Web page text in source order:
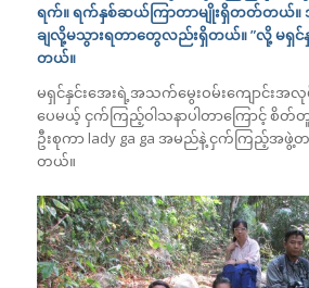
ရက်။ ရက်နှစ်ဆယ်ကြာတာမျိုးရှိတတ်တယ်။
ချလို့မသွားရတာတွေလည်းရှိတယ်။ ”လို့ မရှင်နှင်
တယ်။
မရှင်နှင်းအေးရဲ့အသက်မွေးဝမ်းကျောင်းအ
ပေမယ့် ငှက်ကြည့်ဝါသနာပါတာကြောင့် စိ
ဦးစုကာ lady ga ga အမည်နဲ့ ငှက်ကြည့်အဖွဲ့တ
တယ်။